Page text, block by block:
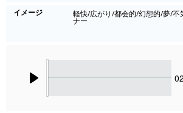
イメージ
軽快/広がり/都会的/幻想的/夢/不
ナー